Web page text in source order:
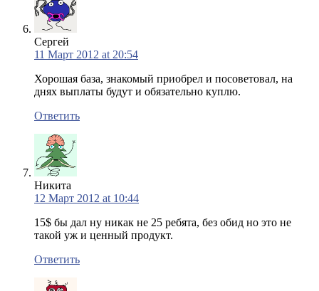
Сергей
11 Март 2012 at 20:54
Хорошая база, знакомый приобрел и посоветовал, на
днях выплаты будут и обязательно куплю.
Ответить
Никита
12 Март 2012 at 10:44
15$ бы дал ну никак не 25 ребята, без обид но это не
такой уж и ценный продукт.
Ответить